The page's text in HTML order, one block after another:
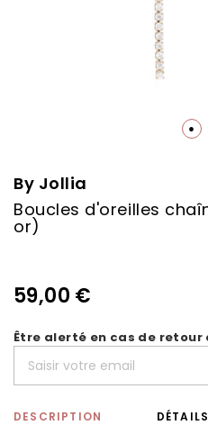
By Jollia
Boucles d'oreilles
or)
59,00 €
Être alerté en cas de retour
DESCRIPTION DÉTAILS
the
beginning
of
the